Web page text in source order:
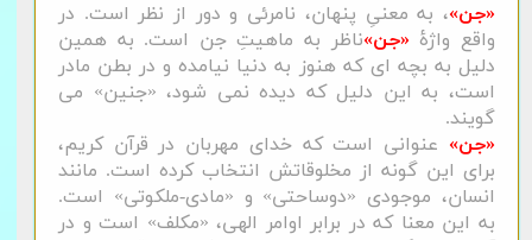
«جن»، به معنیِ پنهان، نامرئی و دور از نظر است. در
واقع واژۀ «جن»ناظر به ماهیتِ جن است. به همین
دلیل به بچه ای که هنوز به دنیا نیامده و در بطن مادر
است، به این دلیل که دیده نمی شود، «جنین» می
گویند.
«جن» عنوانی است که خدای مهربان در قرآن کریم،
برای این گونه از مخلوقاتش انتخاب کرده است. مانند
انسان، موجودی «دوساحتی» و «مادی-ملکوتی» است.
به این معنا که در برابر اوامر الهی، «مکلف» است و در